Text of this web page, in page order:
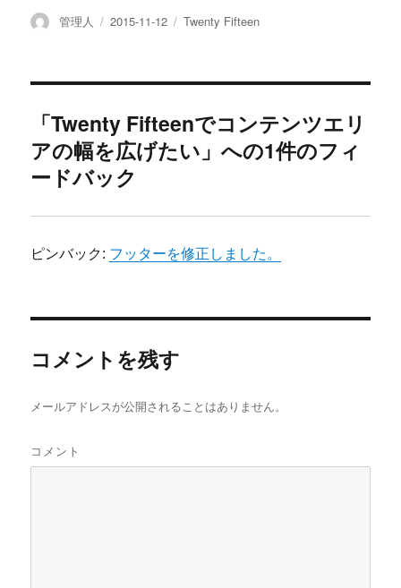
投
管理人
投
2015-11-12
カ
Twenty Fifteen
「Twenty Fifteenでコンテンツエリ
アの幅を広げたい」への1件のフィ
ードバック
ピンバック: フッターを修正しました。
コメントを残す
メールアドレスが公開されることはありません。
コメント